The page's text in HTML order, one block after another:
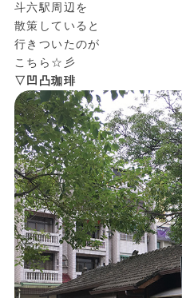
斗六駅周辺を
散策していると
行きついたのが
こちら☆彡
▽凹凸珈琲